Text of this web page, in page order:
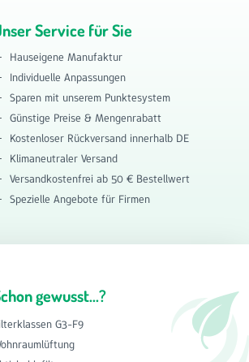
Service für Sie
Hauseigene Manufaktur
Individuelle Anpassungen
Sparen mit unserem Punktesystem
Günstige Preise & Mengenrabatt
Kostenloser Rückversand innerhalb DE
Klimaneutraler Versand
Versandkostenfrei ab 50 € Bestellwert
Spezielle Angebote für Firmen
gewusst...?
G3-F9